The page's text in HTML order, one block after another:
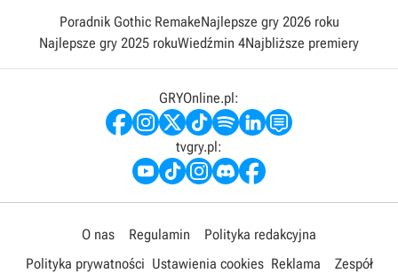
Poradnik Gothic RemakeNajlepsze gry 2026 roku
Najlepsze gry 2025 rokuWiedźmin 4Najbliższe premiery
GRYOnline.pl:
tvgry.pl:
O nas Regulamin
Polityka redakcyjna
Polityka prywatności Ustawienia cookies Reklama Zespół